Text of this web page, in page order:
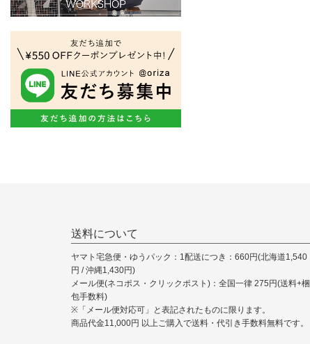
送料について
ヤマト宅急便・ゆうパック：1配送につき：660円(北海道1,540
円 / 沖縄1,430円)
メール便(ネコポス・クリックポスト)：全国一律 275円(送料+梱
包手数料)
※「メール便対応可」と表記されたものに限ります。
商品代金11,000円 以上ご購入で送料・代引き手数料無料です。